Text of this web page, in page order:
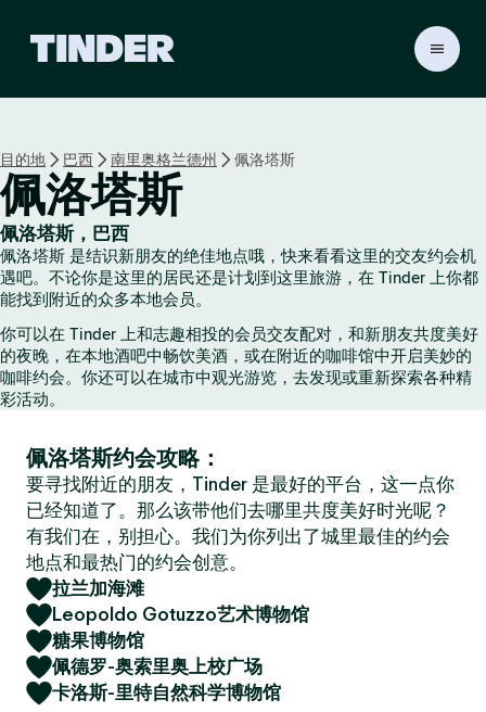
r
首
目的地 巴西 南里奥格兰德州 佩洛塔斯
佩洛塔斯
佩洛塔斯，巴西
佩洛塔斯 是结识新朋友的绝佳地点哦，快来看看这里的交友约会机
遇吧。不论你是这里的居民还是计划到这里旅游，在 Tinder 上你都
能找到附近的众多本地会员。
你可以在 Tinder 上和志趣相投的会员交友配对，和新朋友共度美好
的夜晚，在本地酒吧中畅饮美酒，或在附近的咖啡馆中开启美妙的
咖啡约会。你还可以在城市中观光游览，去发现或重新探索各种精
彩活动。
佩洛塔斯约会攻略：
要寻找附近的朋友，Tinder 是最好的平台，这一点你
已经知道了。那么该带他们去哪里共度美好时光呢？
有我们在，别担心。我们为你列出了城里最佳的约会
地点和最热门的约会创意。
拉兰加海滩
Leopoldo Gotuzzo艺术博物馆
糖果博物馆
佩德罗-奥索里奥上校广场
卡洛斯-里特自然科学博物馆